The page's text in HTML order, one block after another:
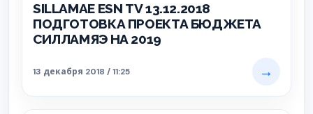
SILLAMAE ESN TV 13.12.2018
ПОДГОТОВКА ПРОЕКТА БЮДЖЕТА
СИЛЛАМЯЭ НА 2019
13 декабря 2018 / 11:25 →